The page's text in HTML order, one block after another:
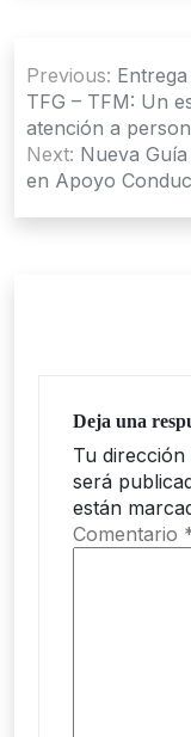
de
entradas
Previous:
TFG – TFM: Un
atención a
Next: Nueva
en Apoyo
Deja una
Tu
será
están
Comentario